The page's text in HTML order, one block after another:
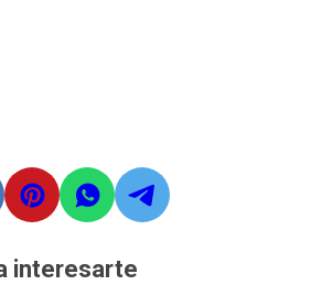
interesarte